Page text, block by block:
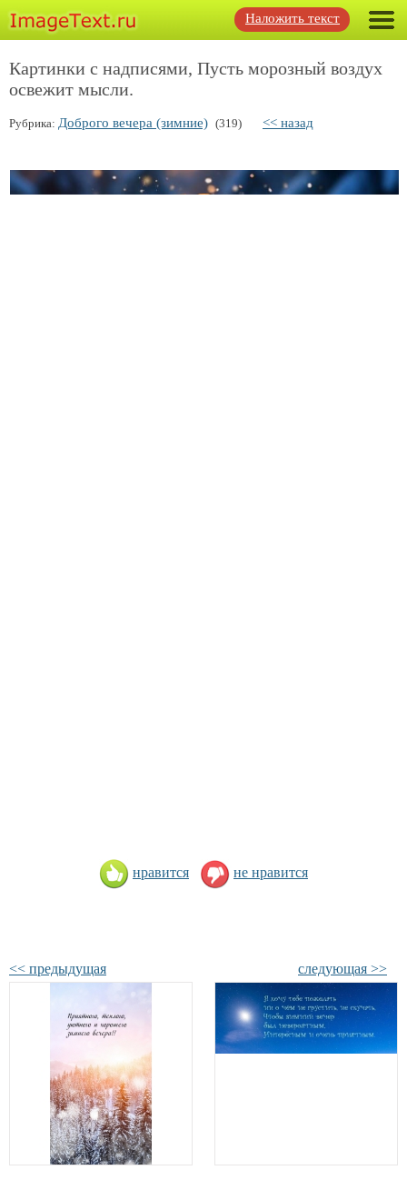
Наложить текст
Картинки с надписями, Пусть морозный воздух
освежит мысли.
Рубрика: Доброго вечера (зимние) (319) << назад
нравится не нравится
<< предыдущая следующая >>